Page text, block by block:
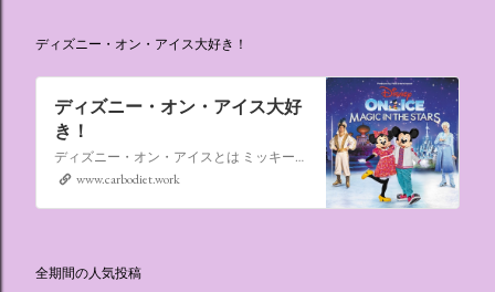
ディズニー・オン・アイス大好き！
ディズニー・オン・アイス大好
き！
ディズニー・オン・アイスとは ミッキーマウスやミニーマウスをはじめ、たくさんのディズニーキャラクターが登場し、世代を超えて愛され続けている、氷の上のミュージカルショーです。
www.carbodiet.work
全期間の人気投稿